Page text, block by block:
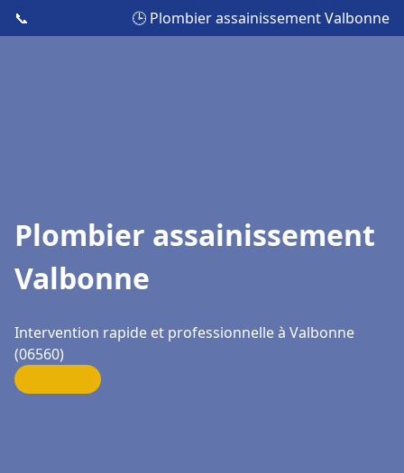
📞 🕒 Plombier assainissement Valbonne
Plombier assainissement
Valbonne
Intervention rapide et professionnelle à Valbonne
(06560)